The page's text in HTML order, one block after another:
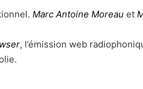
Marc Antoine Moreau et
, l’émission web